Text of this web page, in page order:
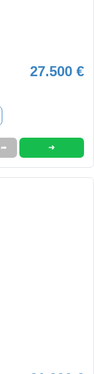
27.500 €
➦ ➜